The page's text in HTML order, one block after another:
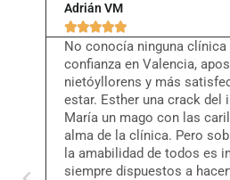
Adrián VM

No conocía ninguna clínica
confianza en Valencia,
nietóyllorens y más
estar. Esther una crack del
María un mago con las
alma de la clínica. Pero
la amabilidad de todos es
siempre dispuestos a